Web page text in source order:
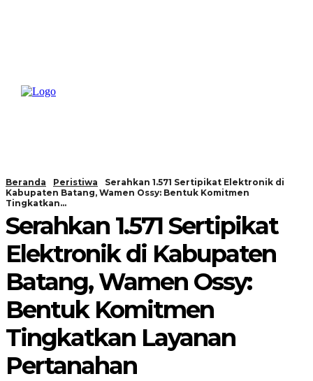
Beranda Peristiwa
Serahkan 1.571 Sertipikat Elektronik di
Kabupaten Batang, Wamen Ossy: Bentuk Komitmen
Tingkatkan...
Serahkan 1.571 Sertipikat
Elektronik di Kabupaten
Batang, Wamen Ossy:
Bentuk Komitmen
Tingkatkan Layanan
Pertanahan